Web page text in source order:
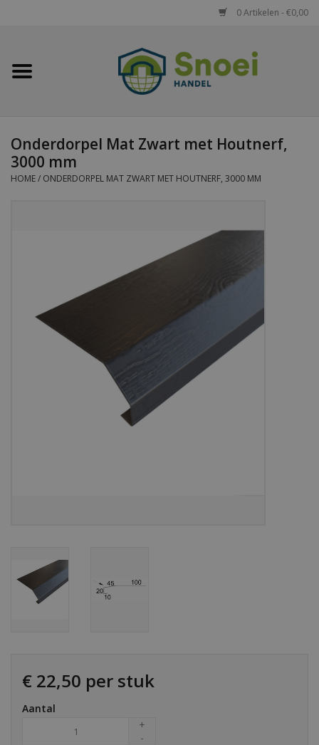
0 Artikelen - €0,00
Home
Damwandplaten
Sandwichpanelen
Bouwpakketten
Onderdorpel Mat Zwart met Houtnerf,
3000 mm
HOME/ ONDERDORPEL MAT ZWART MET HOUTNERF, 3000 MM
€ 22,50 per stuk
Aantal
+
-